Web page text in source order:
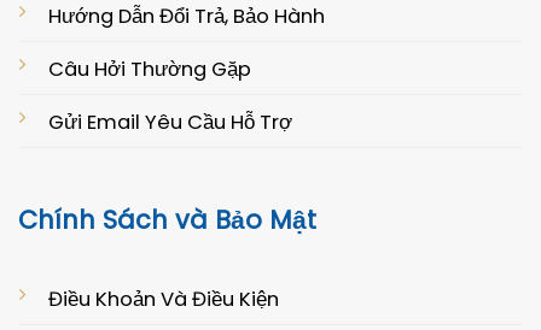
Hướng Dẫn Đổi Trả, Bảo Hành
Câu Hởi Thường Gặp
Gửi Email Yêu Cầu Hỗ Trợ
Chính Sách và Bảo Mật
Điều Khoản Và Điều Kiện